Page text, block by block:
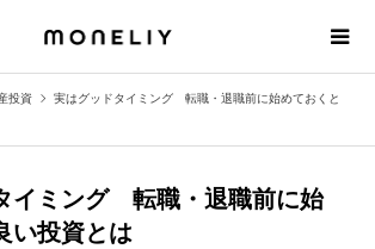
投資
実はグッドタイミング 転職・退職前に始めておくと
イミング 転職・退職前に始
い投資とは